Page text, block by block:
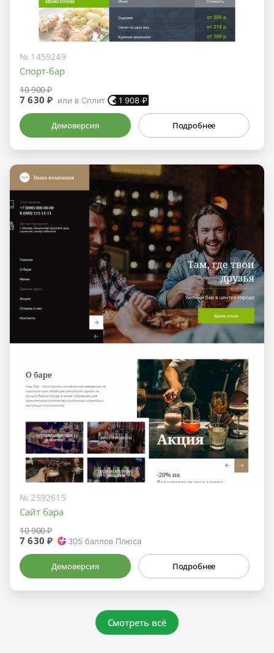
№ 1459249
Спорт-бар
10 900 ₽
7 630 ₽ или в Сплит 1 908 ₽
Демоверсия Подробнее
№ 2592615
Сайт бара
10 900 ₽
7 630 ₽ 305 баллов Плюса
Демоверсия Подробнее
Смотреть всё